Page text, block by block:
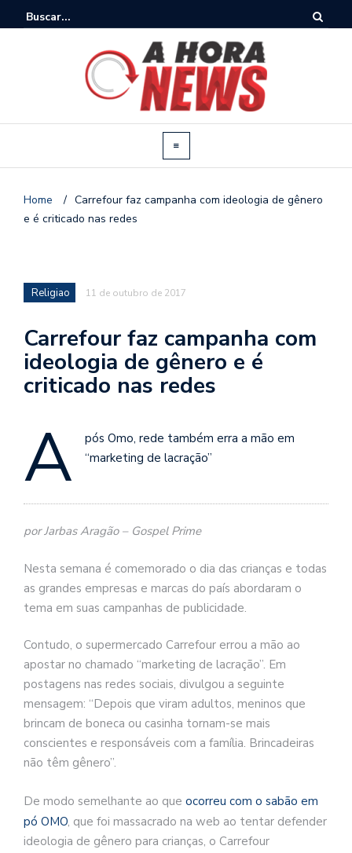
Home / Carrefour faz campanha com ideologia de gênero
e é criticado nas redes
Religiao 11 de outubro de 2017
Carrefour faz campanha com
ideologia de gênero e é
criticado nas redes
A
pós Omo, rede também erra a mão em
“marketing de lacração”
por Jarbas Aragão – Gospel Prime
Nesta semana é comemorado o dia das crianças e todas
as grandes empresas e marcas do país abordaram o
tema em suas campanhas de publicidade.
Contudo, o supermercado Carrefour errou a mão ao
apostar no chamado “marketing de lacração”. Em
postagens nas redes sociais, divulgou a seguinte
mensagem: “Depois que viram adultos, meninos que
brincam de boneca ou casinha tornam-se mais
conscientes e responsáveis com a família. Brincadeiras
não têm gênero”.
De modo semelhante ao que ocorreu com o sabão em
pó OMO, que foi massacrado na web ao tentar defender
ideologia de gênero para crianças, o Carrefour